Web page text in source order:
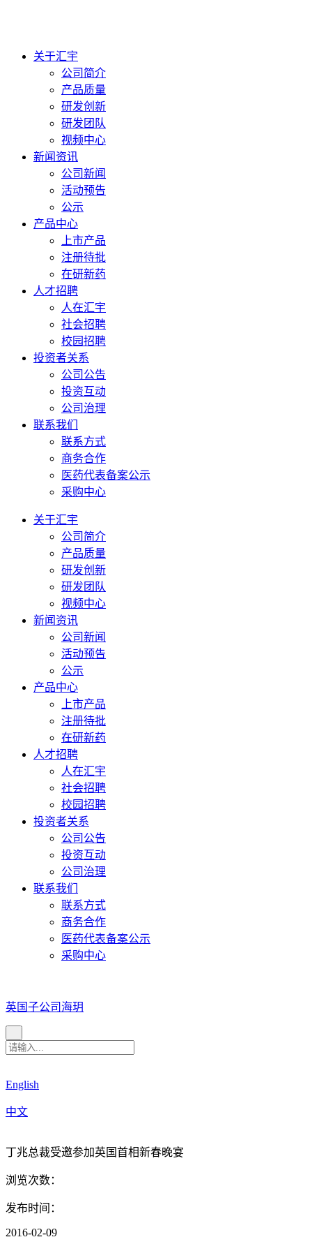
关于汇宇
公司简介
产品质量
研发创新
研发团队
视频中心
新闻资讯
公司新闻
活动预告
公示
产品中心
上市产品
注册待批
在研新药
人才招聘
人在汇宇
社会招聘
校园招聘
投资者关系
公司公告
投资互动
公司治理
联系我们
联系方式
商务合作
医药代表备案公示
采购中心
关于汇宇
公司简介
产品质量
研发创新
研发团队
视频中心
新闻资讯
公司新闻
活动预告
公示
产品中心
上市产品
注册待批
在研新药
人才招聘
人在汇宇
社会招聘
校园招聘
投资者关系
公司公告
投资互动
公司治理
联系我们
联系方式
商务合作
医药代表备案公示
采购中心
英国子公司海玥
English
中文
丁兆总裁受邀参加英国首相新春晚宴
浏览次数：
发布时间：
2016-02-09